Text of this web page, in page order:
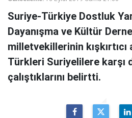
Suriye-Türkiye Dostluk
Dayanışma ve Kültür
milletvekillerinin kışkırtıcı
Türkleri Suriyelilere karşı
çalıştıklarını belirtti.